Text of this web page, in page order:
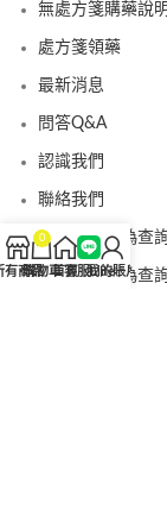
無處方箋購藥說明
處方箋領藥
最新消息
問答Q&A
認識我們
聯絡我們
美國黑金真偽查
日本藤素真偽查
有商品
0
購物車首頁客服Line我的賬戶